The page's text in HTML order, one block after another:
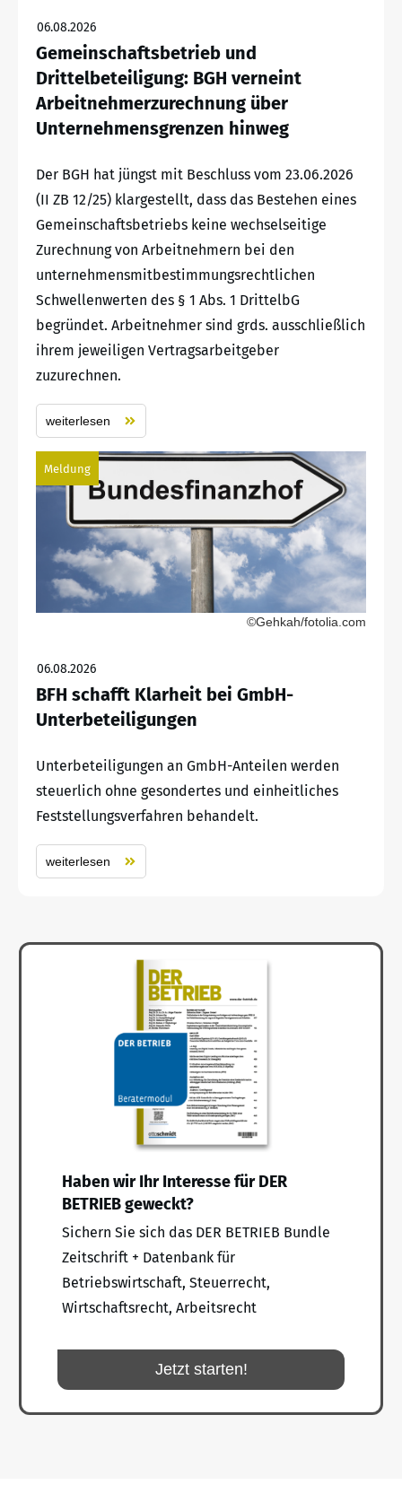
06.08.2026
Gemeinschaftsbetrieb und
Drittelbeteiligung: BGH verneint
Arbeitnehmerzurechnung über
Unternehmensgrenzen hinweg
Der BGH hat jüngst mit Beschluss vom 23.06.2026
(II ZB 12/25) klargestellt, dass das Bestehen eines
Gemeinschaftsbetriebs keine wechselseitige
Zurechnung von Arbeitnehmern bei den
unternehmensmitbestimmungsrechtlichen
Schwellenwerten des § 1 Abs. 1 DrittelbG
begründet. Arbeitnehmer sind grds. ausschließlich
ihrem jeweiligen Vertragsarbeitgeber
zuzurechnen.
weiterlesen
Meldung
©Gehkah/fotolia.com
06.08.2026
BFH schafft Klarheit bei GmbH-
Unterbeteiligungen
Unterbeteiligungen an GmbH-Anteilen werden
steuerlich ohne gesondertes und einheitliches
Feststellungsverfahren behandelt.
weiterlesen
Haben wir Ihr Interesse für DER
BETRIEB geweckt?
Sichern Sie sich das DER BETRIEB Bundle
Zeitschrift + Datenbank für
Betriebswirtschaft, Steuerrecht,
Wirtschaftsrecht, Arbeitsrecht
Jetzt starten!